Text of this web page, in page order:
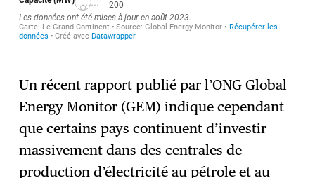
Un récent rapport publié par l’ONG Global
Energy Monitor (GEM) indique cependant
que certains pays continuent d’investir
massivement dans des centrales de
production d’électricité au pétrole et au